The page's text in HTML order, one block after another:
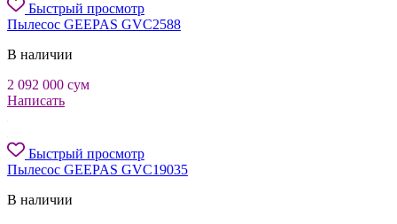
Быстрый просмотр
Пылесос GEEPAS GVC2588
В наличии
2 092 000 сум
Написать
Быстрый просмотр
Пылесос GEEPAS GVC19035
В наличии